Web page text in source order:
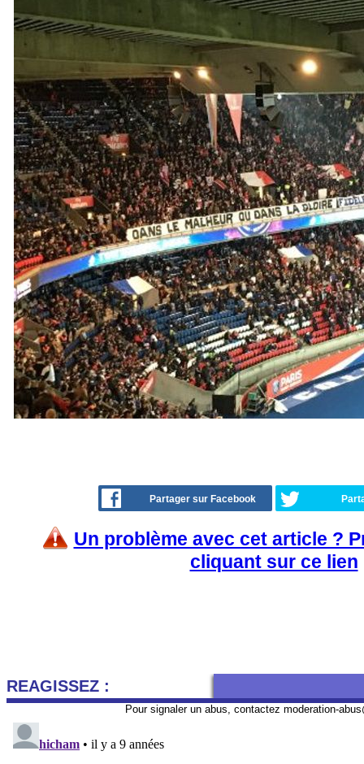
Partager sur Facebook
Un problème avec cet article ?
cliquant sur ce lien
REAGISSEZ :
Pour signaler un abus, contactez moderation-